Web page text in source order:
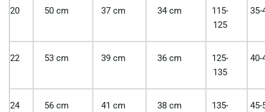
20 50 cm 37 cm 34 cm
115-
125
35-
22 53 cm 39 cm 36 cm
125-
135
40-
24 56 cm 41 cm 38 cm
135-
45-